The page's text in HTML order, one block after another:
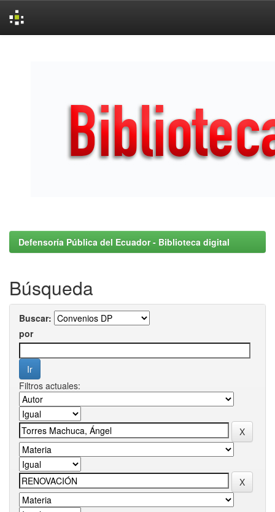
Defensoría Pública del Ecuador - Biblioteca digital
Búsqueda
Buscar:
por
Filtros actuales: